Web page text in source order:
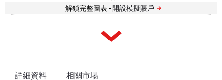
解鎖完整圖表 -
詳細資料 相關市場